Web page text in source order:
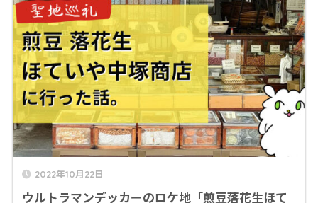
2022年10月22日
ウルトラマンデッカーのロケ地「煎豆落花生ほて